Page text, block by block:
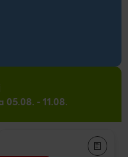
- 11.08.